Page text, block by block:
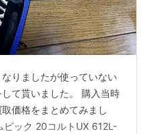
りましたが使っていない
て貰いました。 購入当時
価格をまとめてみまし
ック 20コルトUX 612L-